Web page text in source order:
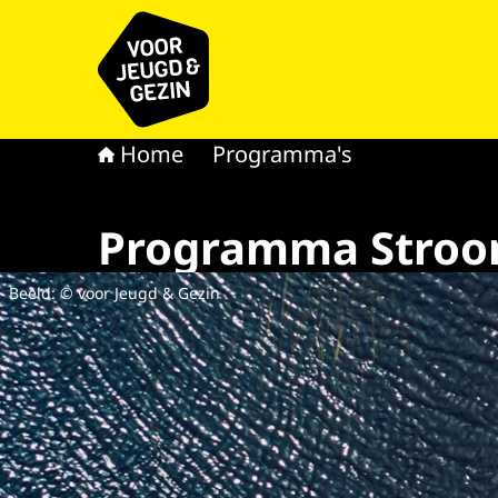
Naar de homepage van voor Jeugd & Gezin
Home Programma's
Programma
Beeld: © voor Jeugd & Gezin